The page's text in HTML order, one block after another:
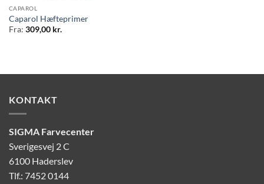
CAPAROL
Caparol Hæfteprimer
Fra: 309,00 kr.
KONTAKT
SIGMA Farvecenter
Sverigesvej 2 C
6100 Haderslev
Tlf.: 7452 0144